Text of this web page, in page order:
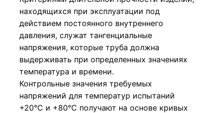
находящихся при эксплуатации под
действием постоянного внутреннего
давления, служат тангенциальные
напряжения, которые труба должна
выдерживать при определенных значениях
температура и времени.
Контрольные значения требуемых
напряжений для температур испытаний
+20°С и +80°С получают на основе кривых